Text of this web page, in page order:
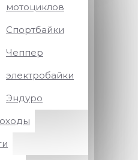
мотоциклов
Спортбайки
Чеппер
электробайки
Эндуро